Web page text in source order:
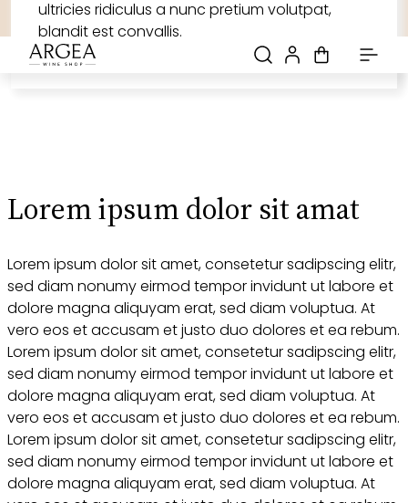
Spedizione gratuita! con una spesa di 69€
Scopri tutte le promozioni
-20% sul primo acquisto: iscriviti alla newsletter
dolore magna aliquyam erat, sed diam
voluptua.
ultricies ridiculus a nunc pretium volutpat,
blandit est convallis.
Lorem ipsum dolor sit amat
Lorem ipsum dolor sit amet, consetetur sadipscing elitr,
sed diam nonumy eirmod tempor invidunt ut labore et
dolore magna aliquyam erat, sed diam voluptua. At
vero eos et accusam et justo duo dolores et ea rebum.
Lorem ipsum dolor sit amet, consetetur sadipscing elitr,
sed diam nonumy eirmod tempor invidunt ut labore et
dolore magna aliquyam erat, sed diam voluptua. At
vero eos et accusam et justo duo dolores et ea rebum.
Lorem ipsum dolor sit amet, consetetur sadipscing elitr,
sed diam nonumy eirmod tempor invidunt ut labore et
dolore magna aliquyam erat, sed diam voluptua. At